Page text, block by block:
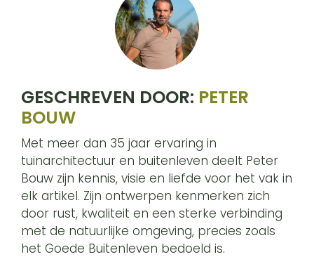
GESCHREVEN DOOR: PETER
BOUW
Met meer dan 35 jaar ervaring in
tuinarchitectuur en buitenleven deelt Peter
Bouw zijn kennis, visie en liefde voor het vak in
elk artikel. Zijn ontwerpen kenmerken zich
door rust, kwaliteit en een sterke verbinding
met de natuurlijke omgeving, precies zoals
het Goede Buitenleven bedoeld is.